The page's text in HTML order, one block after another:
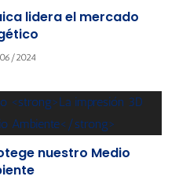
lidera el mercado
2024
nuestro Medio